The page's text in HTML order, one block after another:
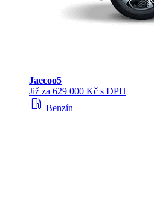
Jaecoo5
Již za 629 000 Kč s DPH
local_gas_station Benzín